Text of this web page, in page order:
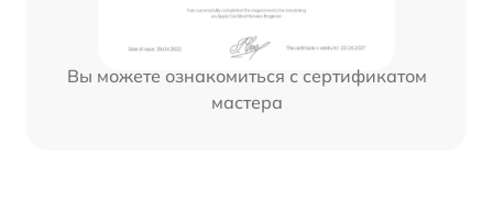
Вы можете ознакомиться с сертификатом
мастера